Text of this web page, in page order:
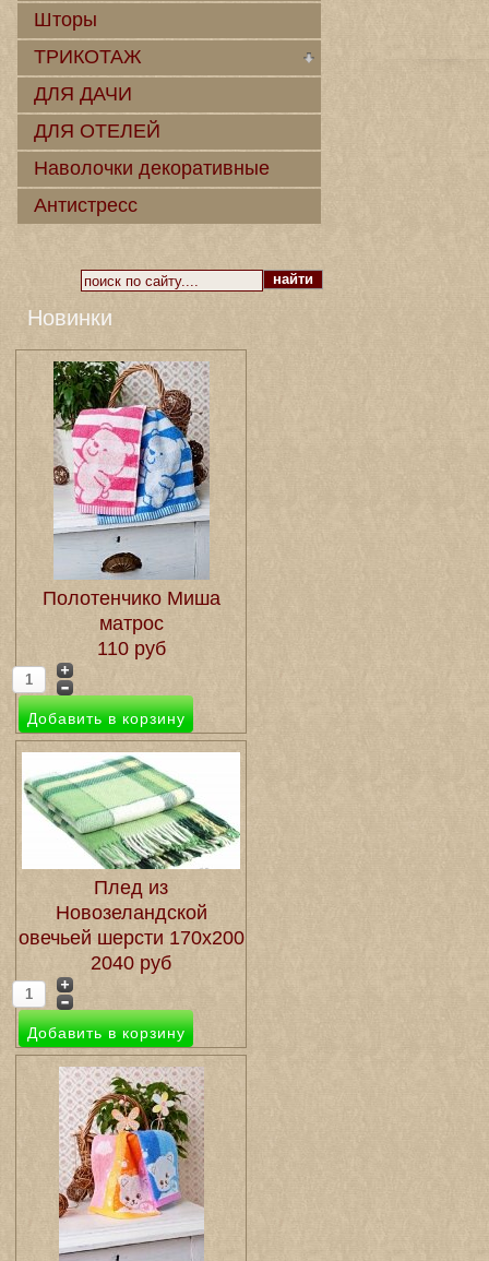
Шторы
ТРИКОТАЖ
ДЛЯ ДАЧИ
ДЛЯ ОТЕЛЕЙ
Наволочки декоративные
Антистресс
Новинки
Полотенчико Миша
матрос
110 руб
Плед из
Новозеландской
овечьей шерсти 170х200
2040 руб